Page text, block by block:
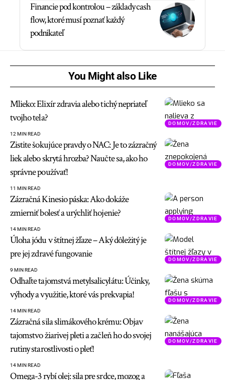
Financie pod kontrolou – základy cash
flow, ktoré musí poznať každý
podnikateľ
You Might also Like
DOMOV/ZDRAVIE
Mlieko: Elixír zdravia alebo tichý nepriateľ
tvojho tela?
12 MIN READ
DOMOV/ZDRAVIE
Zistite šokujúce pravdy o NAC: Je to zázračný
liek alebo skrytá hrozba? Naučte sa, ako ho
správne používať!
11 MIN READ
DOMOV/ZDRAVIE
Zázračná Kinesio páska: Ako dokáže
zmierniť bolesť a urýchliť hojenie?
14 MIN READ
DOMOV/ZDRAVIE
Úloha jódu v štítnej žľaze – Aký dôležitý je
pre jej zdravé fungovanie
9 MIN READ
DOMOV/ZDRAVIE
Odhaľte tajomstvá metylsalicylátu: Účinky,
výhody a využitie, ktoré vás prekvapia!
14 MIN READ
DOMOV/ZDRAVIE
Zázračná sila slimákového krému: Objav
tajomstvo žiarivej pleti a začleň ho do svojej
rutiny starostlivosti o pleť!
14 MIN READ
Omega-3 rybí olej: sila pre srdce, mozog a